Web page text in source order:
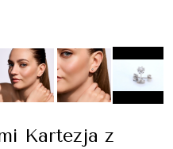
Kartezja z